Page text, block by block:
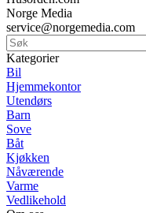
Norge Media
service@norgemedia.com
Kategorier
Bil
Hjemmekontor
Utendørs
Barn
Sove
Båt
Kjøkken
Nåværende
Varme
Vedlikehold